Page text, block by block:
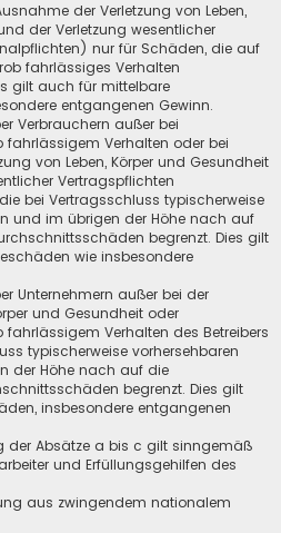
der Verletzung von Leben,
der Verletzung wesentlicher
nur für Schäden, die auf
fahrlässiges Verhalten
gilt auch für mittelbare
entgangenen Gewinn.
Verbrauchern außer bei
Verhalten oder bei
von Leben, Körper und Gesundheit
Vertragspflichten
bei Vertragsschluss typischerweise
und im übrigen der Höhe nach auf
begrenzt. Dies gilt
wie insbesondere
Unternehmern außer bei der
und Gesundheit oder
Verhalten des Betreibers
typischerweise vorhersehbaren
der Höhe nach auf die
begrenzt. Dies gilt
insbesondere entgangenen
der Absätze a bis c gilt sinngemäß
und Erfüllungsgehilfen des
aus zwingendem nationalem